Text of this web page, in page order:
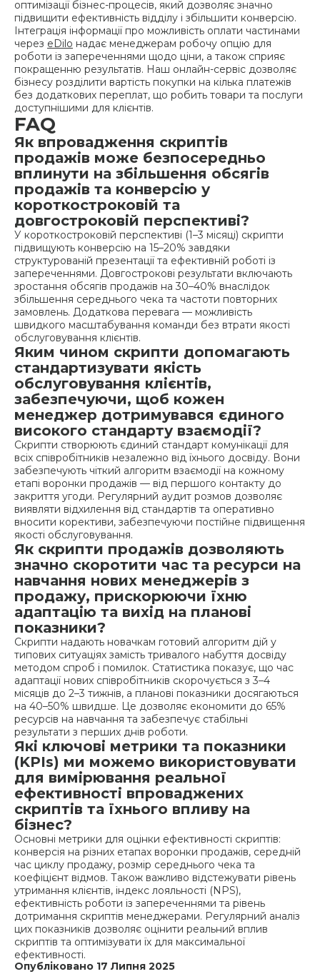
оптимізації бізнес-процесів, який дозволяє значно
підвищити ефективність відділу і збільшити конверсію.
Інтеграція інформації про можливість оплати частинами
через eDilo надає менеджерам робочу опцію для
роботи із запереченнями щодо ціни, а також сприяє
покращенню результатів. Наш онлайн-сервіс дозволяє
бізнесу розділити вартість покупки на кілька платежів
без додаткових переплат, що робить товари та послуги
доступнішими для клієнтів.
FAQ
Як впровадження скриптів
продажів може безпосередньо
вплинути на збільшення обсягів
продажів та конверсію у
короткостроковій та
довгостроковій перспективі?
У короткостроковій перспективі (1–3 місяці) скрипти
підвищують конверсію на 15–20% завдяки
структурованій презентації та ефективній роботі із
запереченнями. Довгострокові результати включають
зростання обсягів продажів на 30–40% внаслідок
збільшення середнього чека та частоти повторних
замовлень. Додаткова перевага — можливість
швидкого масштабування команди без втрати якості
обслуговування клієнтів.
Яким чином скрипти допомагають
стандартизувати якість
обслуговування клієнтів,
забезпечуючи, щоб кожен
менеджер дотримувався єдиного
високого стандарту взаємодії?
Скрипти створюють єдиний стандарт комунікації для
всіх співробітників незалежно від їхнього досвіду. Вони
забезпечують чіткий алгоритм взаємодії на кожному
етапі воронки продажів — від першого контакту до
закриття угоди. Регулярний аудит розмов дозволяє
виявляти відхилення від стандартів та оперативно
вносити корективи, забезпечуючи постійне підвищення
якості обслуговування.
Як скрипти продажів дозволяють
значно скоротити час та ресурси на
навчання нових менеджерів з
продажу, прискорюючи їхню
адаптацію та вихід на планові
показники?
Скрипти надають новачкам готовий алгоритм дій у
типових ситуаціях замість тривалого набуття досвіду
методом спроб і помилок. Статистика показує, що час
адаптації нових співробітників скорочується з 3–4
місяців до 2–3 тижнів, а планові показники досягаються
на 40–50% швидше. Це дозволяє економити до 65%
ресурсів на навчання та забезпечує стабільні
результати з перших днів роботи.
Які ключові метрики та показники
(KPIs) ми можемо використовувати
для вимірювання реальної
ефективності впроваджених
скриптів та їхнього впливу на
бізнес?
Основні метрики для оцінки ефективності скриптів:
конверсія на різних етапах воронки продажів, середній
час циклу продажу, розмір середнього чека та
коефіцієнт відмов. Також важливо відстежувати рівень
утримання клієнтів, індекс лояльності (NPS),
ефективність роботи із запереченнями та рівень
дотримання скриптів менеджерами. Регулярний аналіз
цих показників дозволяє оцінити реальний вплив
скриптів та оптимізувати їх для максимальної
ефективності.
Опубліковано 17 Липня 2025